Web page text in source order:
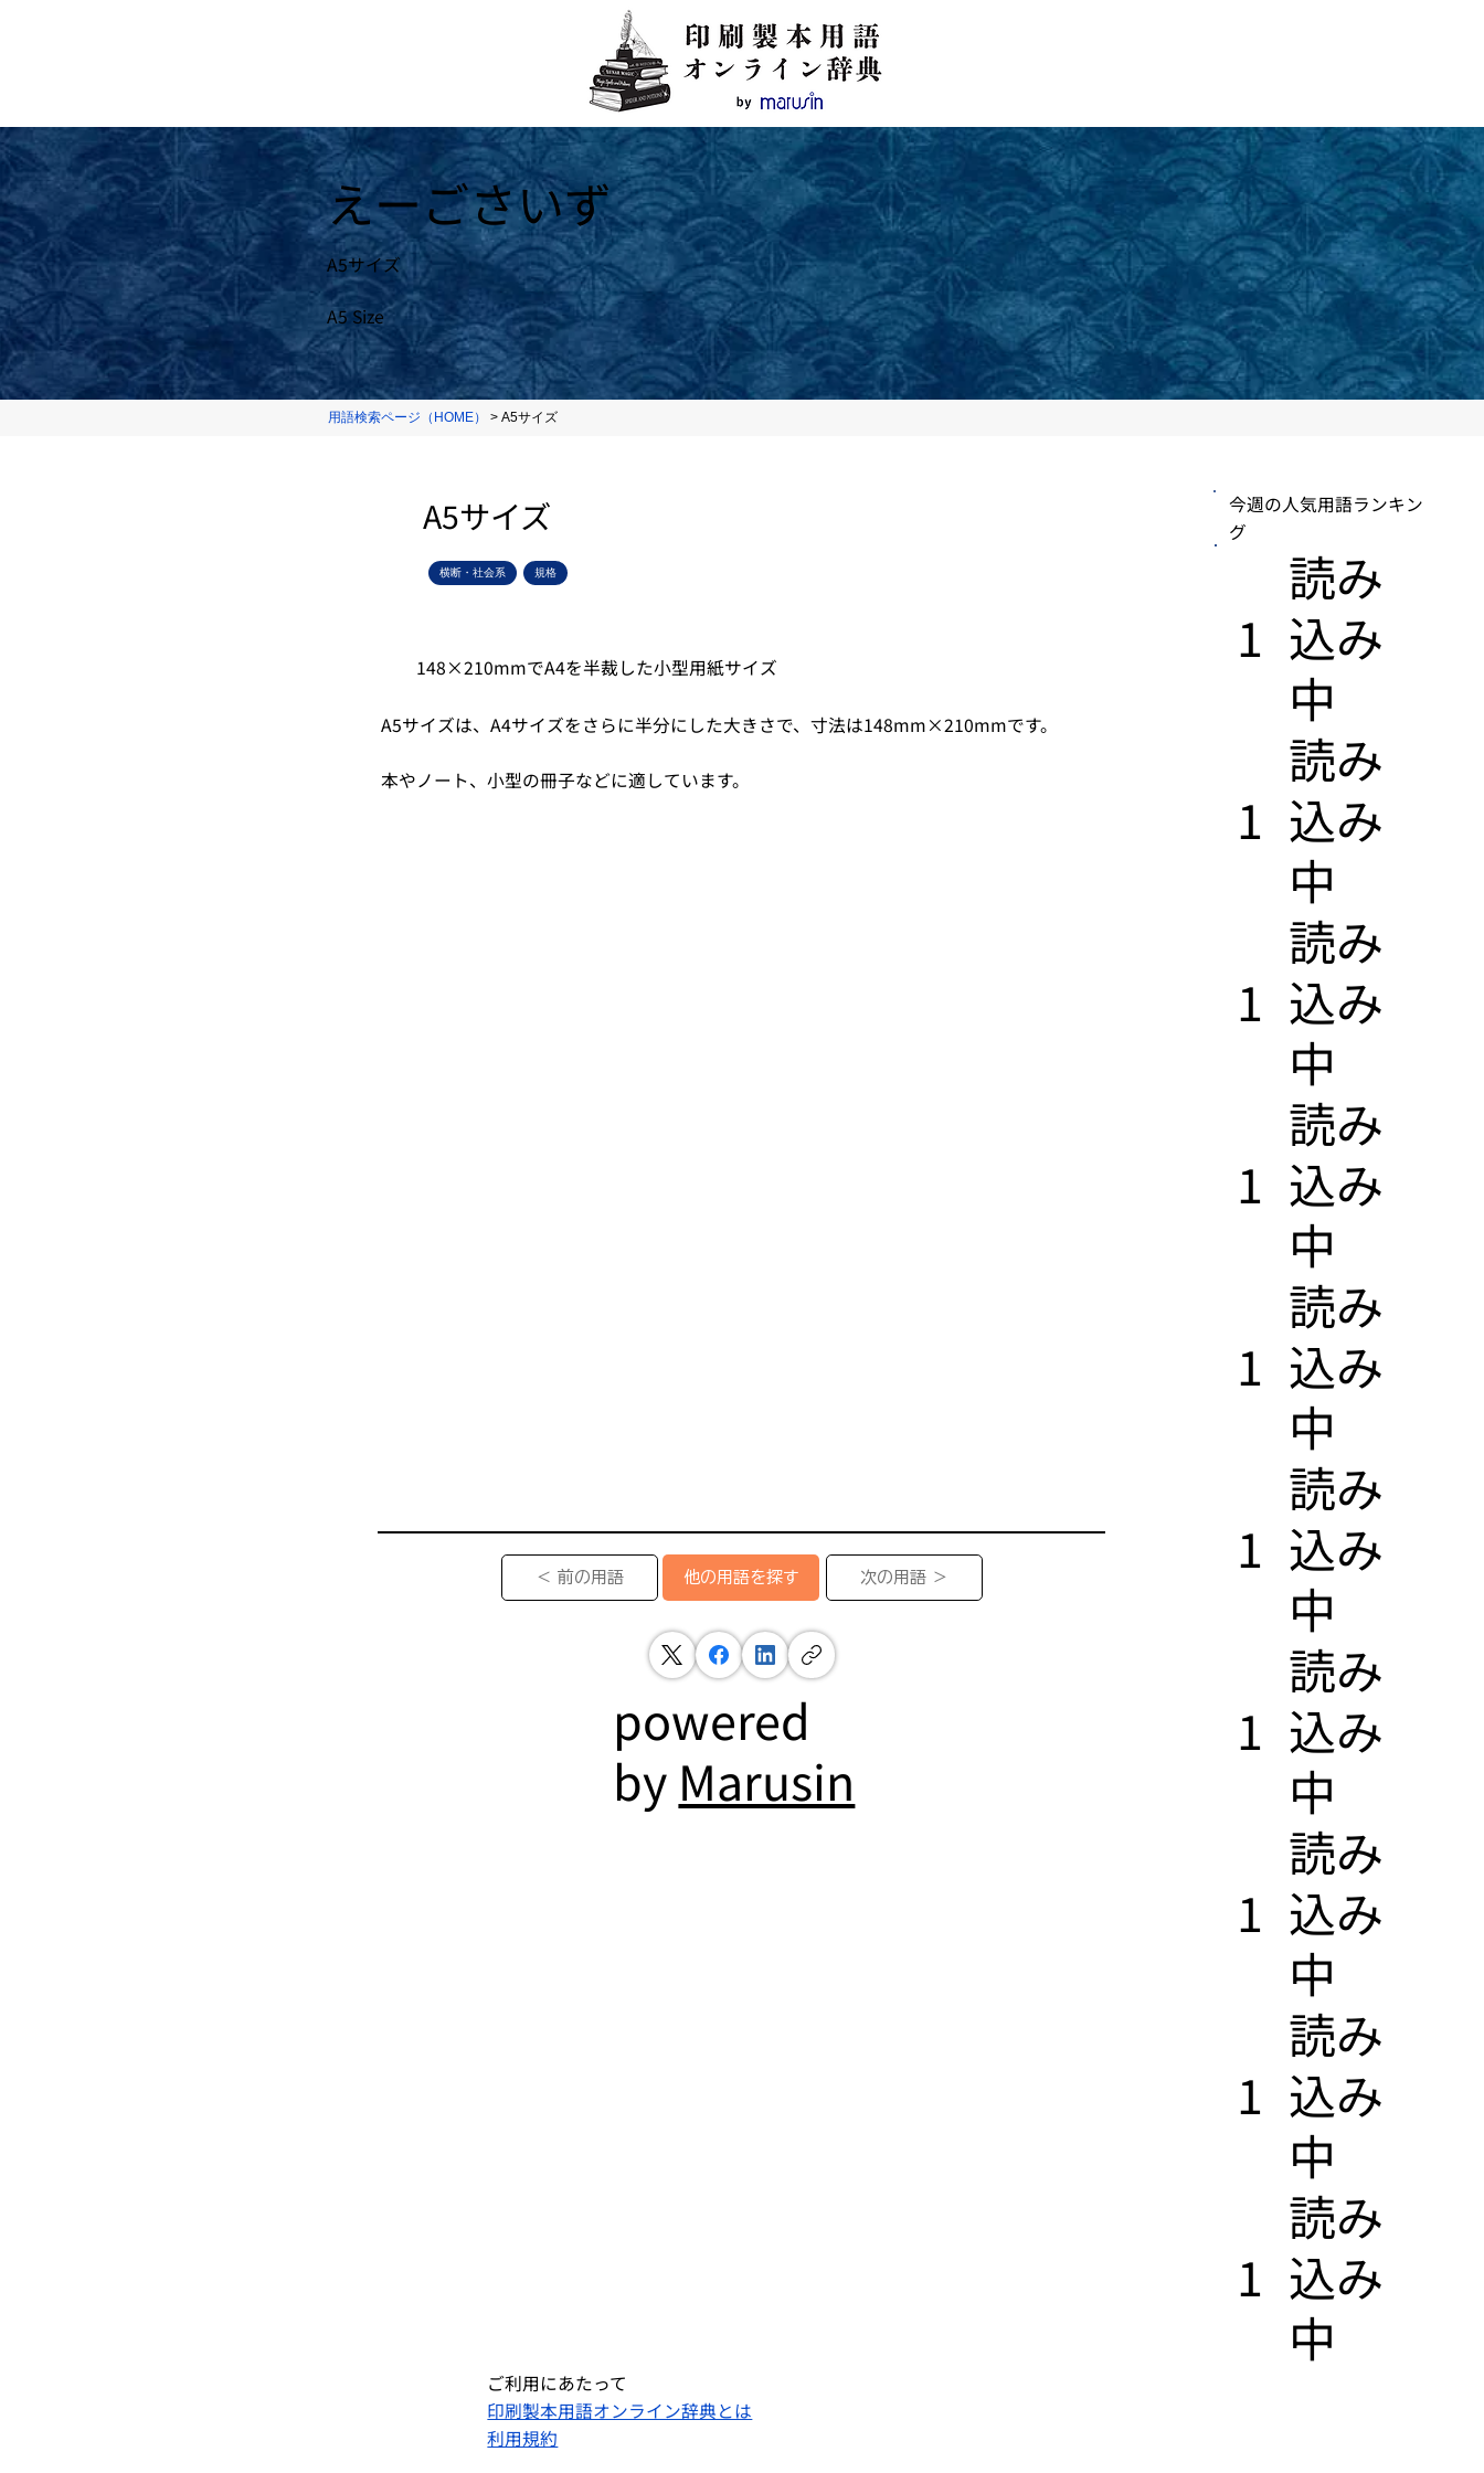
えーごさいず
A5サイズ
A5 Size
用語検索ページ（HOME） > A5サイズ
A5サイズ
横断・社会系 規格
148×210mmでA4を半裁した小型用紙サイズ
A5サイズは、A4サイズをさらに半分にした大きさで、寸法は148mm×210mmです。
本やノート、小型の冊子などに適しています。
今週の人気用語ランキン
グ
1
​読み
込み
中
1
​読み
込み
中
1
​読み
込み
中
1
​読み
込み
中
1
​読み
込み
中
1
​読み
込み
中
1
​読み
込み
中
1
​読み
込み
中
1
​読み
込み
中
1
​読み
込み
中
＜ 前の用語 他の用語を探す 次の用語 ＞
powered
by Marusin
ご利用にあたって
印刷製本用語オンライン辞典とは
利用規約​